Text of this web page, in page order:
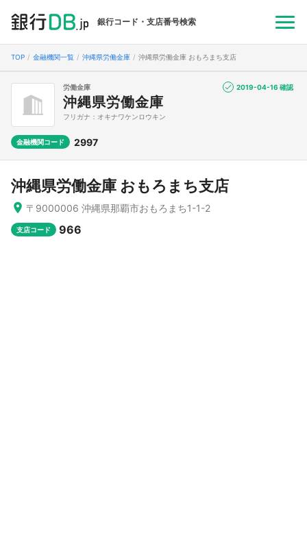
銀行コード・支店番号検索
TOP 金融機関一覧 沖縄県労働金庫 沖縄県労働金庫 おもろまち支店
労働金庫
沖縄県労働金庫
フリガナ：オキナワケンロウキン
金融機関コード 2997
2019-04-16 確認
沖縄県労働金庫 おもろまち支店
〒9000006 沖縄県那覇市おもろまち1-1-2
支店コード 966